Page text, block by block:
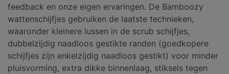
feedback en onze eigen ervaringen. De Bamboozy
wattenschijfjes gebruiken de laatste technieken,
waaronder kleinere lussen in de scrub schijfjes,
dubbelzijdig naadloos gestikte randen (goedkopere
schijfjes zijn enkelzijdig naadloos gestikt) voor minder
pluisvorming, extra dikke binnenlaag, stiksels tegen